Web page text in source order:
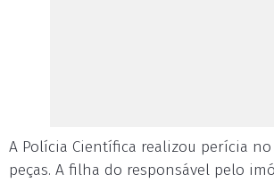
A Polícia Científica realizou perícia
peças. A filha do responsável pelo